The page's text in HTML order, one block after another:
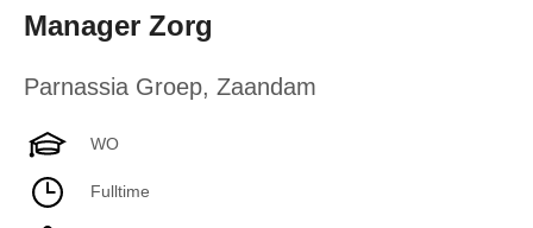
Manager Zorg
Parnassia Groep, Zaandam
WO
Fulltime